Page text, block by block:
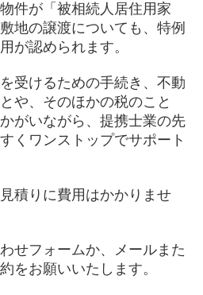
件が「被相続人居住用家
地の譲渡についても、特例
が認められます。
受けるための手続き、不動
や、そのほかの税のこと
がいながら、提携士業の先
くワンストップでサポート
積りに費用はかかりませ
せフォームか、メールまた
をお願いいたします。